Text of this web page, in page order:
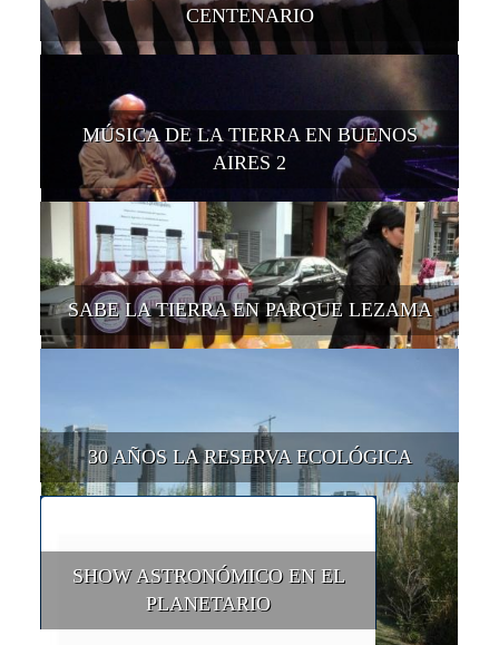
CENTENARIO
MÚSICA DE LA TIERRA EN BUENOS
AIRES 2
SABE LA TIERRA EN PARQUE LEZAMA
30 AÑOS LA RESERVA ECOLÓGICA
SHOW ASTRONÓMICO EN EL
PLANETARIO